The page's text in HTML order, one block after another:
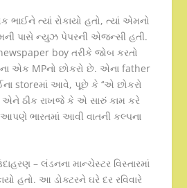
ત્યાં રોકાયો હતો, ત્યાં એમનો
પાસે ન્યુઝ પેપરની એજન્સી હતી.
boy તરીકે જોબ કરતો
એક MPનો છોકરો છે. એના father
storeમાં આવે, પૂછે કે ‘‘એ છોકરો
એને ઠીક રાખજે કે એ સારું કામ કરે
આપણે ભારતમાં આવી વાતની કલ્પના
– લંડનના માન્ચેસ્ટર વિસ્તારમાં
હતો. આ ડોક્ટરને ઘરે દર રવિવારે